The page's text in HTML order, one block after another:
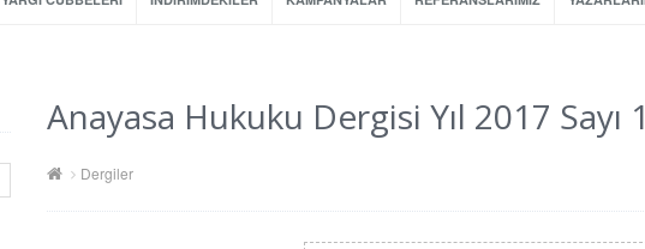
Anayasa Hukuku Dergisi Yıl 2017 Sayı
Dergiler